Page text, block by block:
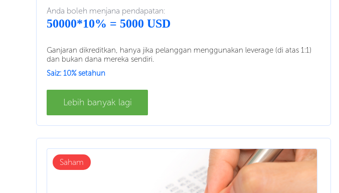
Anda boleh menjana pendapatan:
50000*10% = 5000 USD
Ganjaran dikreditkan, hanya jika pelanggan menggunakan leverage (di atas 1:1)
dan bukan dana mereka sendiri.
Saiz: 10% setahun
Lebih banyak lagi
Saham